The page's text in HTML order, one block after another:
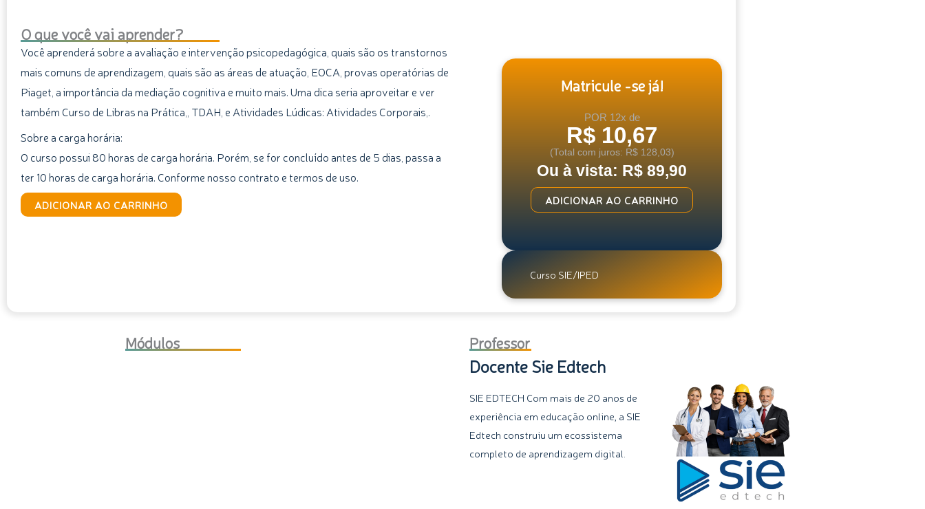
O que você vai aprender?
Você aprenderá sobre a avaliação e intervenção psicopedagógica, quais são os transtornos
mais comuns de aprendizagem, quais são as áreas de atuação, EOCA, provas operatórias de
Piaget, a importância da mediação cognitiva e muito mais. Uma dica seria aproveitar e ver
também Curso de Libras na Prática,, TDAH, e Atividades Lúdicas: Atividades Corporais,.
Sobre a carga horária:
O curso possui 80 horas de carga horária. Porém, se for concluído antes de 5 dias, passa a
ter 10 horas de carga horária. Conforme nosso contrato e termos de uso.
Curso
de
ADICIONAR AO CARRINHO
Matricule -se já!
POR 12x de
R$ 10,67
(Total com juros: R$ 128,03)
Ou à vista: R$ 89,90
Curso
de
quantidade
ADICIONAR AO CARRINHO
Curso SIE/IPED
Módulos Professor
Docente Sie Edtech
SIE EDTECH Com mais de 20 anos de
experiência em educação online, a SIE
Edtech construiu um ecossistema
completo de aprendizagem digital.